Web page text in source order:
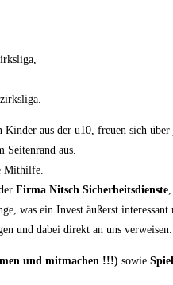
Kinder aus der u10, freuen sich
Seitenrand aus.
Mithilfe.
Firma Nitsch Sicherheitsdienste
was ein Invest äußerst interessant
und dabei direkt an uns verweisen.
und mitmachen !!!) sowie